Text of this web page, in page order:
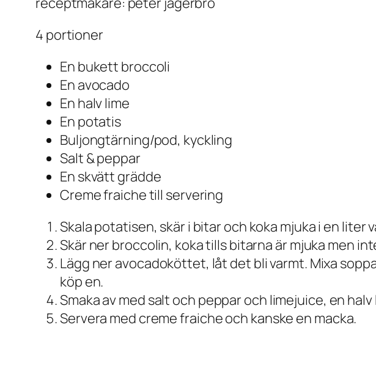
4 portioner
En bukett broccoli
En avocado
En halv lime
En potatis
Buljongtärning/pod, kyckling
Salt & peppar
En skvätt grädde
Creme fraiche till servering
Skala potatisen, skär i bitar och koka mjuka i en liter
Skär ner broccolin, koka tills bitarna är mjuka men
Lägg ner avocadoköttet, låt det bli varmt. Mixa
köp en.
Smaka av med salt och peppar och limejuice, en
Servera med creme fraiche och kanske en macka.